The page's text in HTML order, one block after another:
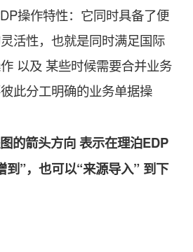
操作特性：它同时具备了便
活性，也就是同时满足国际
以及 某些时候需要合并业务
此分工明确的业务单据操
箭头方向 表示在理泊EDP
到”，也可以“来源导入” 到下